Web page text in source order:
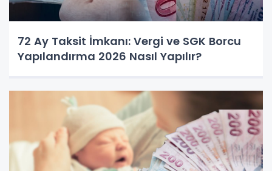
72 Ay Taksit İmkanı: Vergi ve SGK Borcu
Yapılandırma 2026 Nasıl Yapılır?